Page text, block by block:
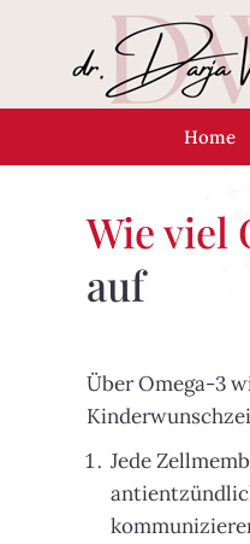
Home
Wie viel
auf
Über Omega-3
Jede